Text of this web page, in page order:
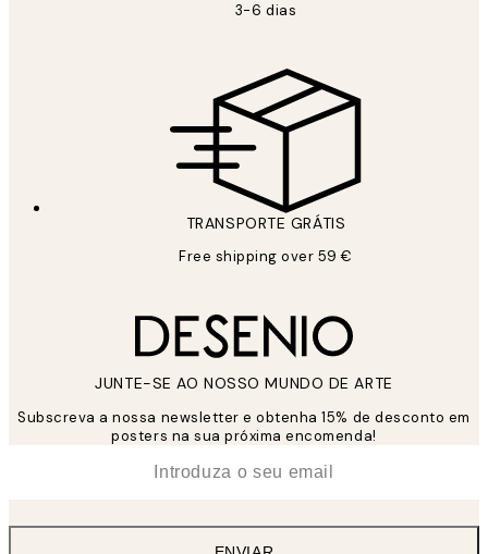
3-6 dias
TRANSPORTE GRÁTIS
Free shipping over 59 €
JUNTE-SE AO NOSSO MUNDO DE ARTE
Subscreva a nossa newsletter e obtenha 15% de desconto em
posters na sua próxima encomenda!